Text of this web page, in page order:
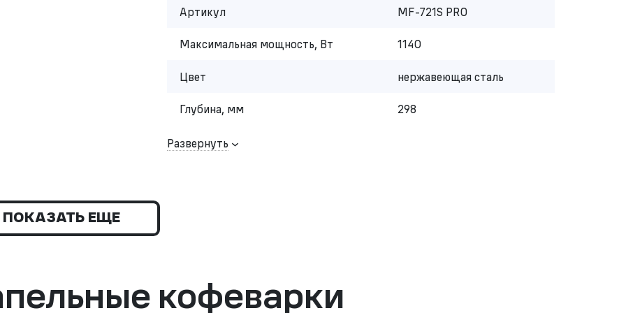
Артикул MF-721S PRO
Максимальная мощность, Вт 1140
Цвет нержавеющая сталь
Глубина, мм 298
Развернуть
ПОКАЗАТЬ ЕЩЕ
кофеварки